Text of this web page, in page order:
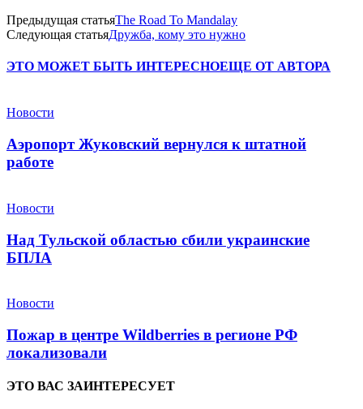
Предыдущая статьяThe Road To Mandalay
Следующая статьяДружба, кому это нужно
ЭТО МОЖЕТ БЫТЬ ИНТЕРЕСНОЕЩЕ ОТ АВТОРА
Новости
Аэропорт Жуковский вернулся к штатной
работе
Новости
Над Тульской областью сбили украинские
БПЛА
Новости
Пожар в центре Wildberries в регионе РФ
локализовали
ЭТО ВАС ЗАИНТЕРЕСУЕТ